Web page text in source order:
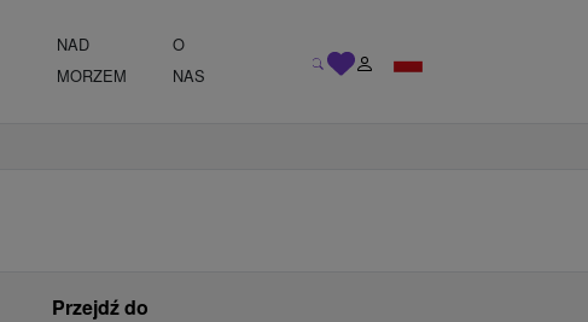
NAD
MORZEM
O
NAS
Przejdź do